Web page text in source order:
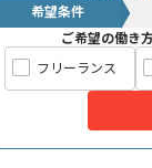
希望条件
ご希望の働き
フリーランス